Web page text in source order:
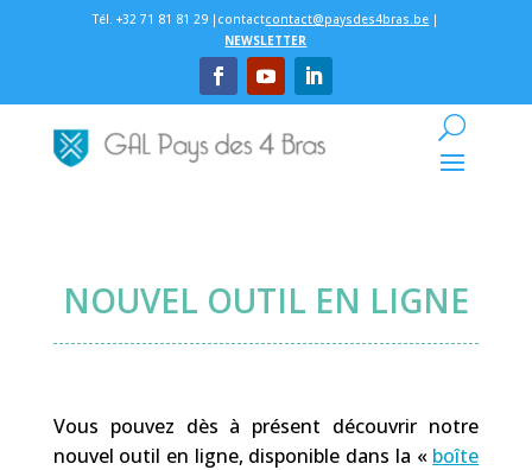
Tél. +32 71 81 81 29 |contactcontact@paysdes4bras.be |
NEWSLETTER
NOUVEL OUTIL EN LIGNE
Vous pouvez dès à présent découvrir notre
nouvel outil en ligne, disponible dans la « boîte